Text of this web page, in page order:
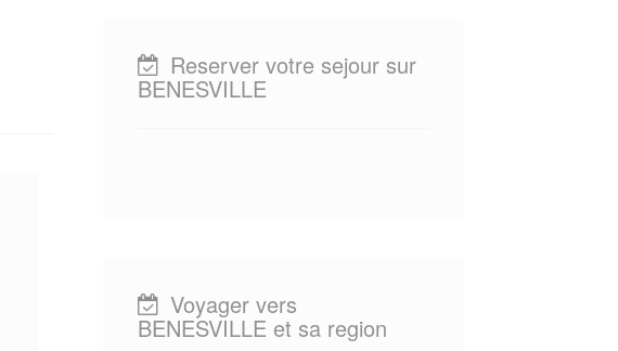
Reserver votre sejour sur
BENESVILLE
Voyager vers
BENESVILLE et sa region